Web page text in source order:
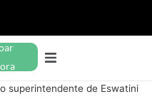
superintendente de Eswatini